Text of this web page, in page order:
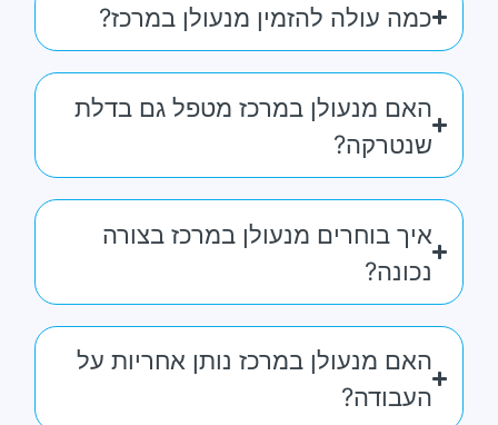
כמה עולה להזמין מנעולן במרכז?
האם מנעולן במרכז מטפל גם בדלת
שנטרקה?
איך בוחרים מנעולן במרכז בצורה
נכונה?
האם מנעולן במרכז נותן אחריות על
העבודה?